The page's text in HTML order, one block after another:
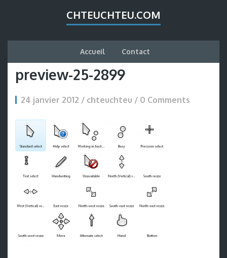
CHTEUCHTEU.COM
Accueil Contact
preview-25-2899
24 janvier 2012 / chteuchteu / 0 Comments